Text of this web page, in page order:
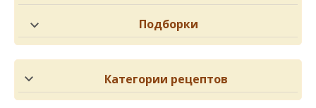
Подборки
Категории рецептов